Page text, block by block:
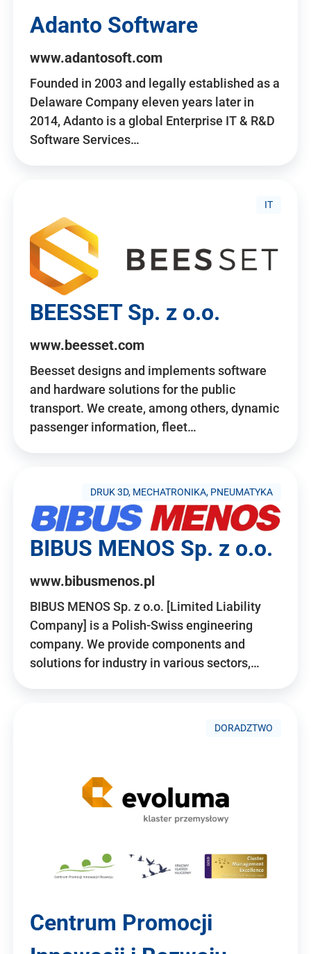
Adanto Software
www.adantosoft.com
Founded in 2003 and legally established as a
Delaware Company eleven years later in
2014, Adanto is a global Enterprise IT & R&D
Software Services…
IT
BEESSET Sp. z o.o.
www.beesset.com
Beesset designs and implements software
and hardware solutions for the public
transport. We create, among others, dynamic
passenger information, fleet…
DRUK 3D, MECHATRONIKA, PNEUMATYKA
BIBUS MENOS Sp. z o.o.
www.bibusmenos.pl
BIBUS MENOS Sp. z o.o. [Limited Liability
Company] is a Polish-Swiss engineering
company. We provide components and
solutions for industry in various sectors,…
DORADZTWO
Centrum Promocji